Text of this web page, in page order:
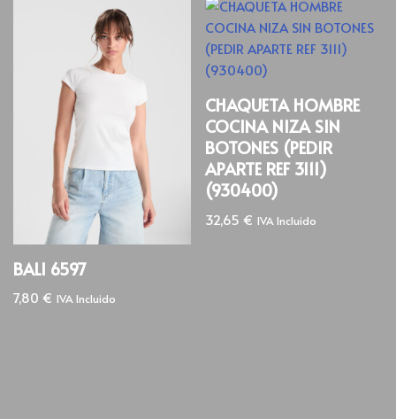
BALI 6597
7,80 € IVA Incluido
CHAQUETA HOMBRE
COCINA NIZA SIN
BOTONES (PEDIR
APARTE REF 3111)
(930400)
32,65€ IVA Incluido